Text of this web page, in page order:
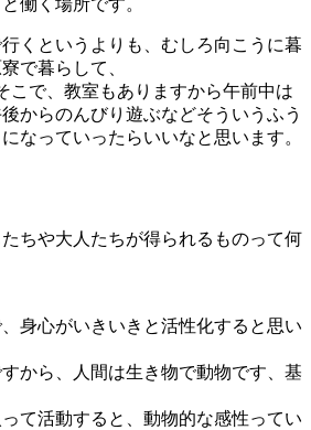
くというよりも、むしろ向こうに暮
で暮らして、
こで、教室もありますから午前中は
からのんびり遊ぶなどそういうふう
なっていったらいいなと思います。
ちや大人たちが得られるものって何
身心がいきいきと活性化すると思い
から、人間は生き物で動物です、基
て活動すると、動物的な感性ってい